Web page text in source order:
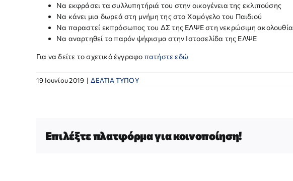
Να εκφράσει τα συλλυπητήριά του στην οικογένεια της εκλιπούσης
Να κάνει μια δωρεά στη μνήμη της στο Χαμόγελο του Παιδιού
Να παραστεί εκπρόσωπος του ΔΣ της ΕΛΨΕ στη νεκρώσιμη ακολουθία
Να αναρτηθεί το παρόν ψήφισμα στην Ιστοσελίδα της ΕΛΨΕ
Για να δείτε το σχετικό έγγραφο πατήστε εδώ
19 Ιουνίου 2019 | ΔΕΛΤΙΑ ΤΥΠΟΥ
Επιλέξτε πλατφόρμα για κοινοποίηση!